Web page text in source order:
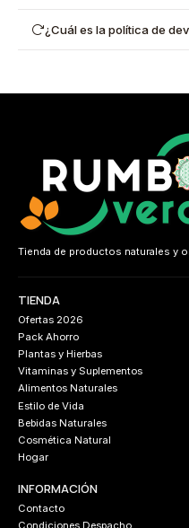
¿Cuál es la política de
Tienda de productos naturales y
TIENDA
Ofertas 2026
Pack Ahorro
Plantas y Hierbas
Vitaminas y Suplementos
Alimentos Naturales
Estilo de Vida
Bebidas Naturales
Cosmética Natural
Hogar
INFORMACIÓN
Contacto
Condiciones Despacho